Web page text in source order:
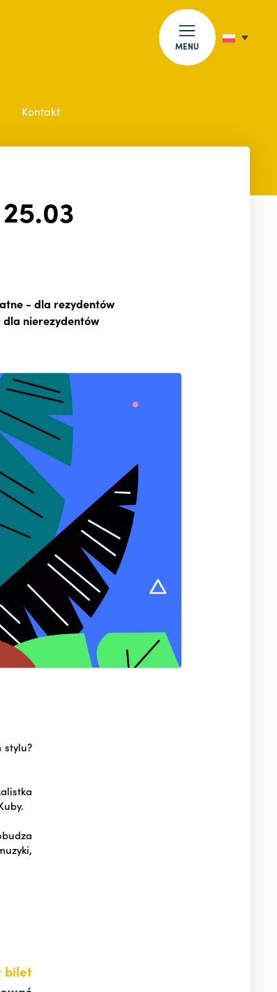
MENU
Kontakt
- dla rezydentów
nierezydentów
stylu?
bilet